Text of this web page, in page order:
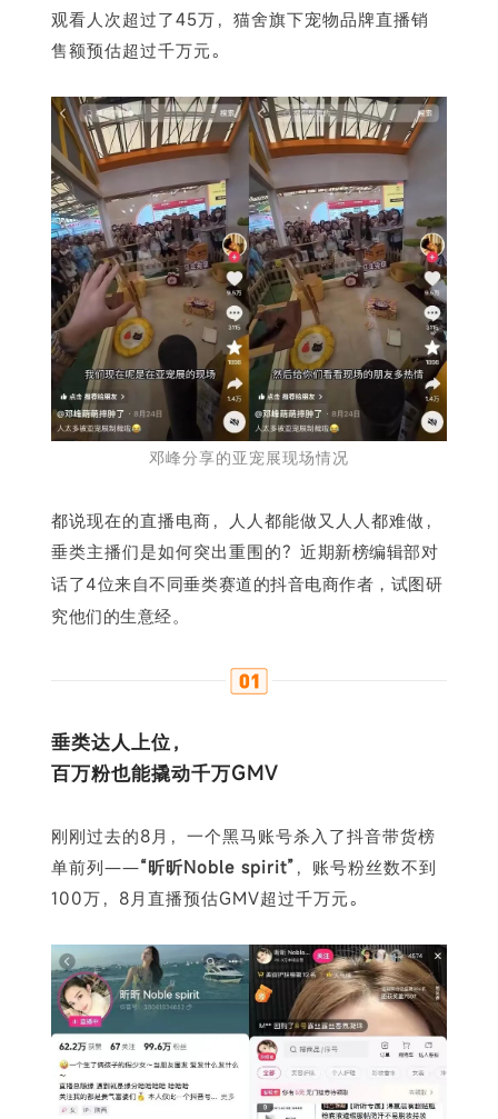
观看人次超过了45万，猫舍旗下宠物品牌直播销
售额预估超过千万元。
邓峰分享的亚宠展现场情况
都说现在的直播电商，人人都能做又人人都难做，
垂类主播们是如何突出重围的？近期新榜编辑部对
话了4位来自不同垂类赛道的抖音电商作者，试图研
究他们的生意经。
垂类达人上位，
百万粉也能撬动千万GMV
刚刚过去的8月，一个黑马账号杀入了抖音带货榜
单前列——“昕昕Noble spirit” ，账号粉丝数不到
100万，8月直播预估GMV超过千万元。